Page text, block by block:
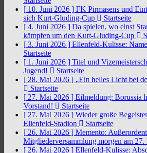
[ 10. Juni 2026 ] FK Pirmasens und
sich Kurt-Gluding-Cup
Startseite
[ 4. Juni 2026 ] Da spielen, wo einst
kämpfen um den Kurt-Gluding-Cup
[ 3. Juni 2026 ] Ellenfeld-Kulisse:
Startseite
[ 1. Juni 2026 ] Titel und
Jugend!
Startseite
[ 28. Mai 2026 ] „Ein helles Licht bei
Startseite
[ 27. Mai 2026 ] Eilmeldung: Borussia
Vorstand!
Startseite
[ 27. Mai 2026 ] Wieder große
Ellenfeld-Stadion
Startseite
[ 26. Mai 2026 ] Memento:
Mitgliederversammlung morgen am 27.
[ 26. Mai 2026 ] Ellenfeld-Kulisse: